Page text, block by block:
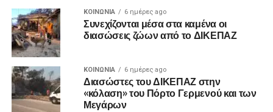
ΚΟΙΝΩΝΊΑ 6 ημέρες ago
Συνεχίζονται μέσα στα καμένα οι
διασώσεις ζώων από το ΔΙΚΕΠΑΖ
ΚΟΙΝΩΝΊΑ 6 ημέρες ago
Διασώστες του ΔΙΚΕΠΑΖ στην
«κόλαση» του Πόρτο Γερμενού και των
Μεγάρων